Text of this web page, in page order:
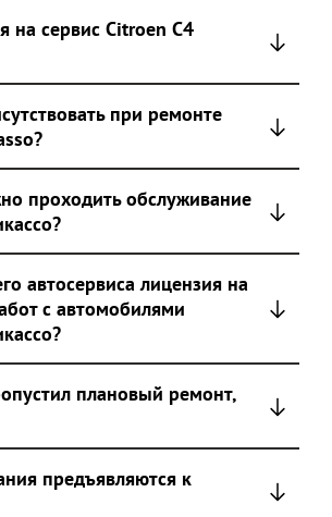
на сервис Citroen C4
при ремонте
проходить обслуживание
автосервиса лицензия на
с автомобилями
плановый ремонт,
предъявляются к